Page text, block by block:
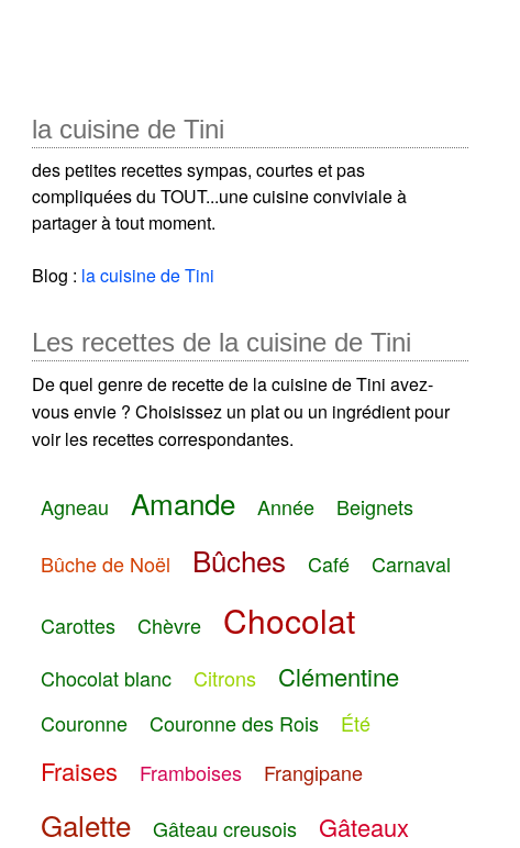
la cuisine de Tini
des petites recettes sympas, courtes et pas
compliquées du TOUT...une cuisine conviviale à
partager à tout moment.
Blog : la cuisine de Tini
Les recettes de la cuisine de Tini
De quel genre de recette de la cuisine de Tini avez-
vous envie ? Choisissez un plat ou un ingrédient pour
voir les recettes correspondantes.
Agneau Amande Année
Beignets
Bûche de Noël
Bûches Café Carnaval
Carottes Chèvre Chocolat
Chocolat blanc Citrons Clémentine
Couronne Couronne des Rois Été
Fraises Framboises Frangipane
Galette Gâteau creusois Gâteaux